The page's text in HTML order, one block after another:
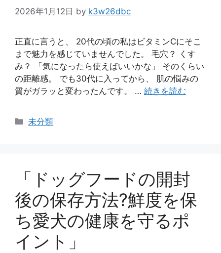
2026年1月12日 by k3w26dbc
正直に言うと、 20代の頃の私はビタミンCにそこ
まで魅力を感じていませんでした。 毛穴？ くす
み？ 「気になったら使えばいいかな」 そのくらい
の距離感。 でも30代に入ってから、 肌の悩みの
質がガラッと変わったんです。 … 続きを読む
カ
ー
未分類
「ドッグフードの開封
後の保存方法?鮮度を保
ち愛犬の健康を守るポ
イント」